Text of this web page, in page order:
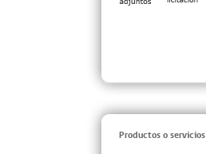
Productos o servicios